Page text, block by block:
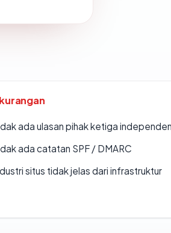
ada ulasan pihak ketiga
ada catatan SPF / DMARC
situs tidak jelas dari infrastruktur